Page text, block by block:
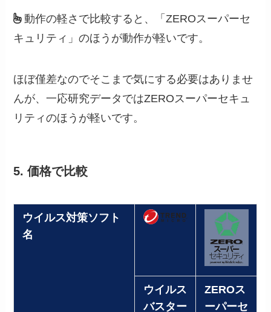
動作の軽さで比較すると、「ZEROスーパーセ
キュリティ」のほうが動作が軽いです。
ほぼ僅差なのでそこまで気にする必要はありませ
んが、一応研究データではZEROスーパーセキュ
リティのほうが軽いです。
5. 価格で比較
ウイルス対策ソフト
名
ウイルス
バスター
ZEROス
ーパーセ